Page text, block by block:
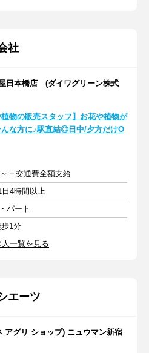
社
日本橋店 (ダイワグリーン株式
植物の販売スタッフ】お花や植物が
な方に♪駅直結◎日中/夕方だけO
＋交通費全額支給
4時間以上
パート
1分
一覧を見る
エーツ
アグリ ショップ) ニュウマン新宿